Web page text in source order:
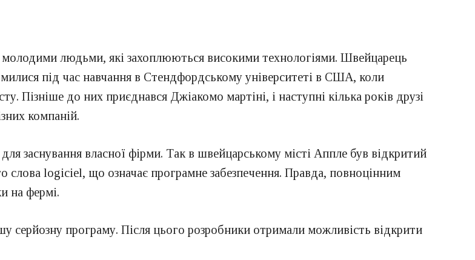
молодими людьми, які захоплюються високими технологіями. Швейцарець
під час навчання в Стендфордському університеті в США, коли
Пізніше до них приєднався Джіакомо мартіні, і наступні кілька років друзі
компаній.
заснування власної фірми. Так в швейцарському місті Аппле був відкритий
слова logiciel, що означає програмне забезпечення. Правда, повноцінним
на фермі.
серйозну програму. Після цього розробники отримали можливість відкрити